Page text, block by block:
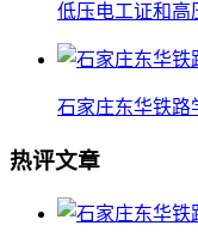
低压电工证和高
石家庄东华铁路
热评文章